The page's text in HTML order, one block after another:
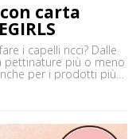
carta
i capelli ricci? Dalle
pettinature più o meno
per i prodotti più
di più in estate,
sono tanti modi […]